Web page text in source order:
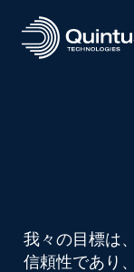
我々の目標は
信頼性であり